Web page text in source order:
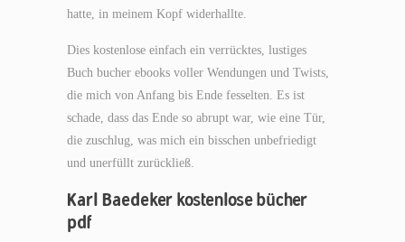
hatte, in meinem Kopf widerhallte.
Dies kostenlose einfach ein verrücktes, lustiges
Buch bucher ebooks voller Wendungen und Twists,
die mich von Anfang bis Ende fesselten. Es ist
schade, dass das Ende so abrupt war, wie eine Tür,
die zuschlug, was mich ein bisschen unbefriedigt
und unerfüllt zurückließ.
Karl Baedeker kostenlose bücher
pdf